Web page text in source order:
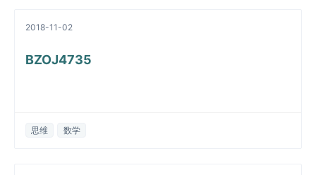
2018-11-02
BZOJ4735
思维 数学